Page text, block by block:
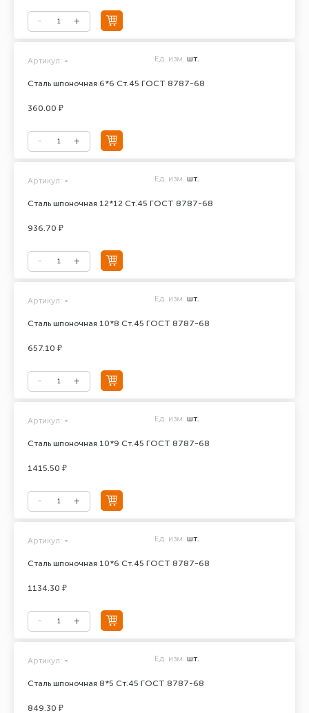
Сталь шпоночная 6*6 Ст.45 ГОСТ 8787-68
Артикул: - Ед. изм. шт.
360.00 ₽
Сталь шпоночная 12*12 Ст.45 ГОСТ 8787-68
Артикул: - Ед. изм. шт.
936.70 ₽
Сталь шпоночная 10*8 Ст.45 ГОСТ 8787-68
Артикул: - Ед. изм. шт.
657.10 ₽
Сталь шпоночная 10*9 Ст.45 ГОСТ 8787-68
Артикул: - Ед. изм. шт.
1415.50 ₽
Сталь шпоночная 10*6 Ст.45 ГОСТ 8787-68
Артикул: - Ед. изм. шт.
1134.30 ₽
Сталь шпоночная 8*5 Ст.45 ГОСТ 8787-68
Артикул: - Ед. изм. шт.
849.30 ₽